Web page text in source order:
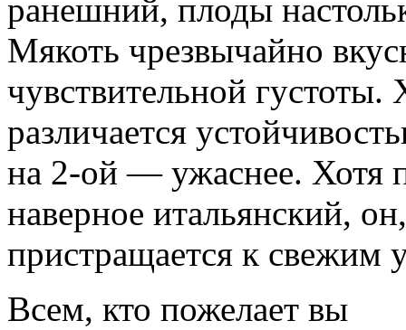
ранешний, плоды
Мякоть чрезвычайно
чувствительной
различается
на 2-ой — ужаснее. Хотя
наверное итальянский,
пристращается к свежим
Всем, кто пожелает вы